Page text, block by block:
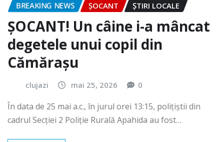
BREAKING NEWS ȘOCANT ȘTIRI LOCALE
ȘOCANT! Un câine i-a mâncat
degetele unui copil din
Cămărașu
clujazi mai 25, 2026 0
În data de 25 mai a.c., în jurul orei 13:15, polițiștii din
cadrul Secției 2 Poliție Rurală Apahida au fost…